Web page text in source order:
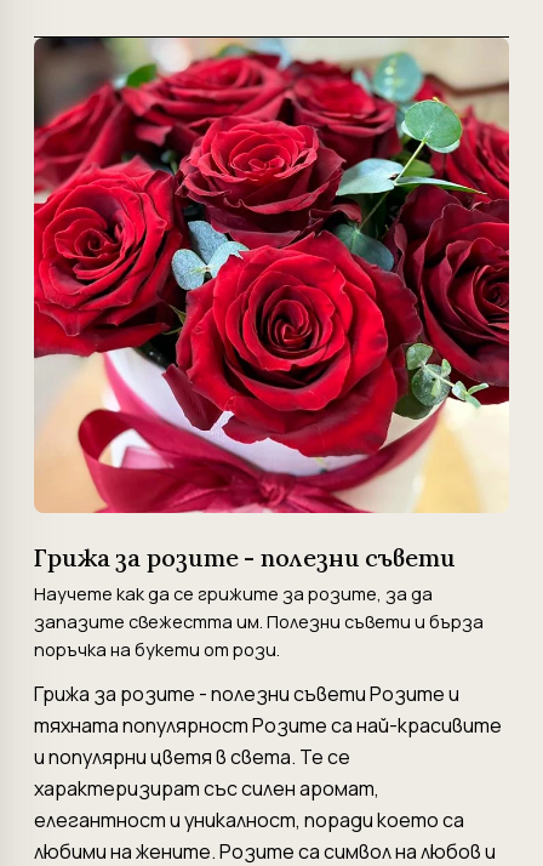
Грижа за розите - полезни съвети
Научете как да се грижите за розите, за да
запазите свежестта им. Полезни съвети и бърза
поръчка на букети от рози.
Грижа за розите - полезни съвети Розите и
тяхната популярност Розите са най-красивите
и популярни цветя в света. Те се
характеризират със силен аромат,
елегантност и уникалност, поради което са
любими на жените. Розите са символ на любов и